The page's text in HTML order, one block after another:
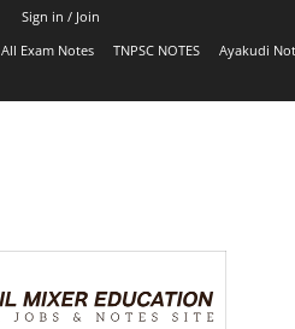
Sign in / Join
All Exam Notes TNPSC NOTES Ayakudi